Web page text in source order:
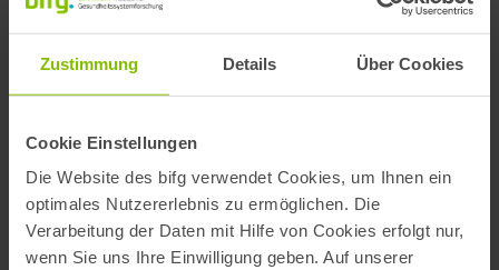
Zustimmung Details Über Cookies
Cookie Einstellungen
Die Website des bifg verwendet Cookies, um Ihnen ein
optimales Nutzererlebnis zu ermöglichen. Die
Verarbeitung der Daten mit Hilfe von Cookies erfolgt nur,
wenn Sie uns Ihre Einwilligung geben. Auf unserer
Flyer BARMER Versorgungs- und
(barrierefrei)
PDF, 49.49 KB